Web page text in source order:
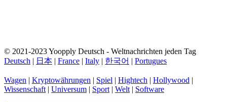
© 2021-2023 Yoopply Deutsch - Weltnachrichten jeden Tag
Deutsch | 日本 | France | Italy | 한국어 | Portugues
Wagen | Kryptowährungen | Spiel | Hightech | Hollywood |
Wissenschaft | Universum | Sport | Welt | Software